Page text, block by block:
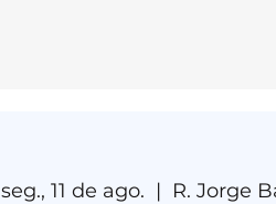
seg., 11 de ago.
  |
R. Jorge